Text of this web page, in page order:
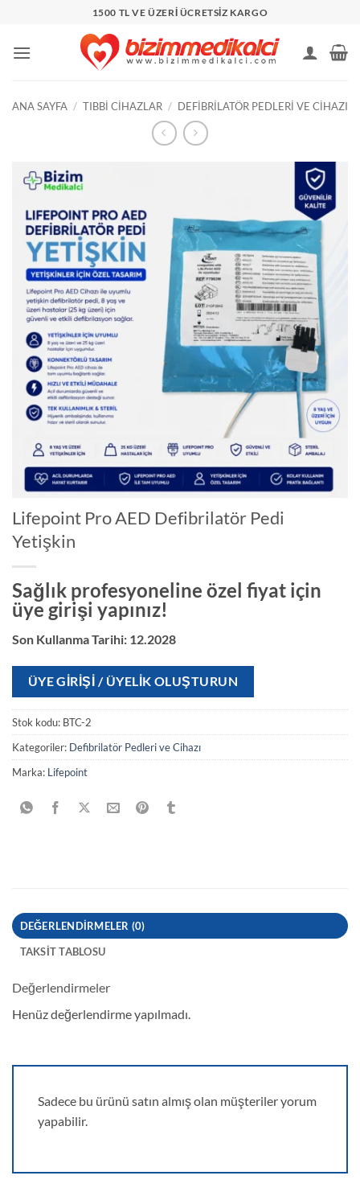
1500 TL VE ÜZERİ ÜCRETSİZ KARGO
ANA SAYFA / TIBBI CIHAZLAR / DEFIBRILATÖR PEDLERI VE CIHAZI
Lifepoint Pro AED Defibrilatör Pedi
Yetişkin
Sağlık profesyoneline özel fiyat için
üye girişi yapınız!
Son Kullanma Tarihi: 12.2028
ÜYE GIRIŞI / ÜYELIK OLUŞTURUN
Stok kodu: BTC-2
Kategoriler: Defibrilatör Pedleri ve Cihazı
Marka: Lifepoint
DEĞERLENDIRMELER (0)
TAKSIT TABLOSU
Değerlendirmeler
Henüz değerlendirme yapılmadı.
Sadece bu ürünü satın almış olan müşteriler yorum
yapabilir.